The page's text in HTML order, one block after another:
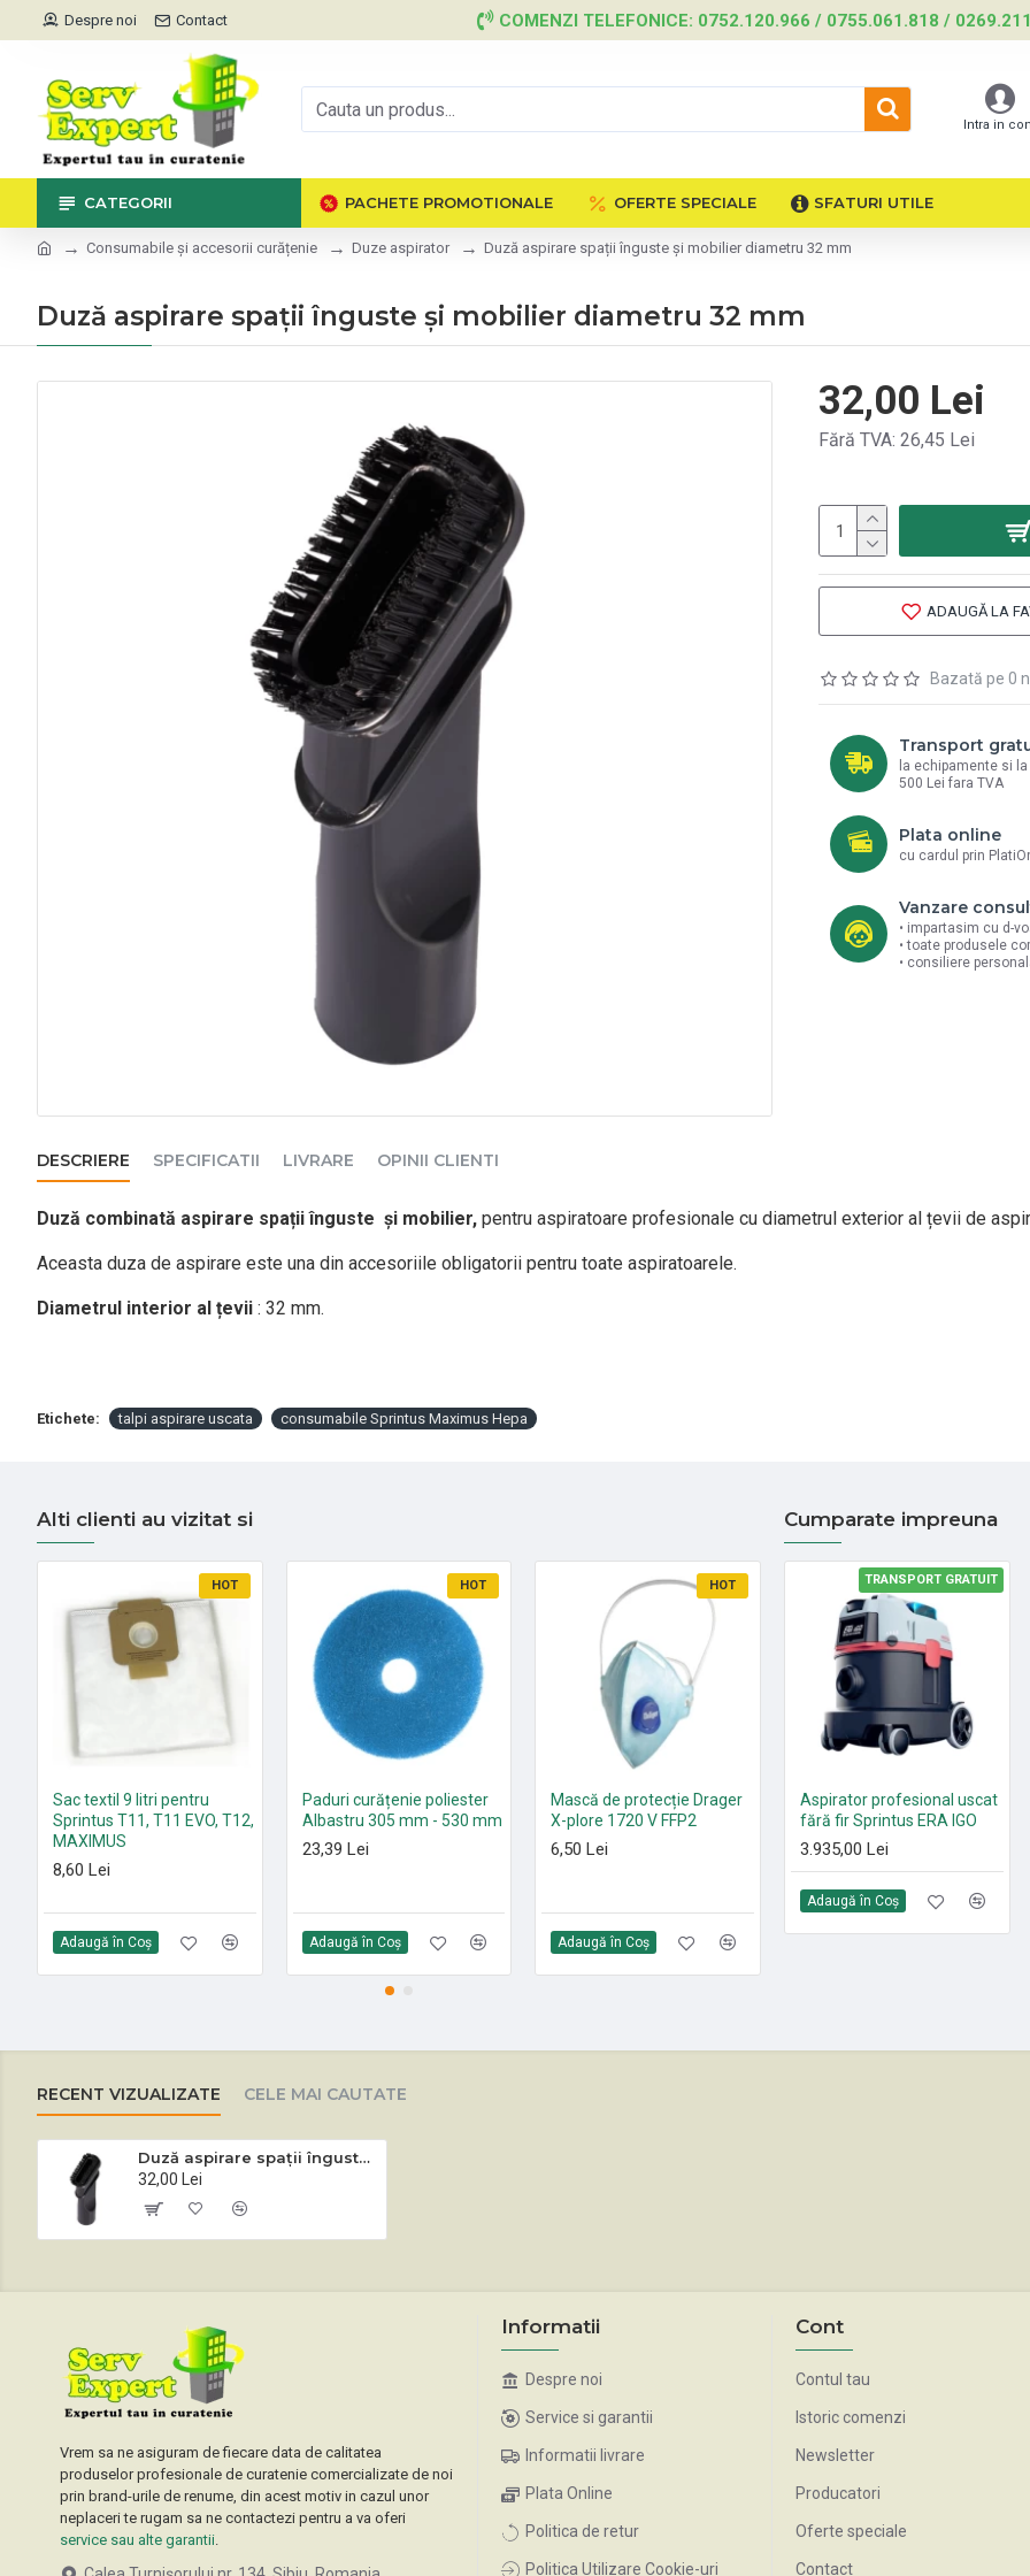
Despre noi Contact COMENZI TELEFONICE: 0752.120.966 / 0755.061.818 /
Intra in
CATEGORII PACHETE PROMOTIONALE OFERTE SPECIALE SFATURI UTILE
Consumabile și accesorii curățenie Duze aspirator Duză aspirare spații înguste și mobilier diametru 32 mm
Duză aspirare spații înguste și mobilier diametru 32 mm
Bazată pe 0
32,00 Lei
Fără TVA: 26,45 Lei
ADAUGĂ LA
Transport
la echipamente si
500 Lei fara TVA
Plata online
cu cardul prin
Vanzare
• impartasim cu d-
• toate produsele
• consiliere
DESCRIERE SPECIFICATII LIVRARE OPINII CLIENTI
Duză combinată aspirare spații înguste și mobilier, pentru aspiratoare profesionale cu diametrul exterior al țevii de
Aceasta duza de aspirare este una din accesoriile obligatorii pentru toate aspiratoarele.
Diametrul interior al țevii : 32 mm.
Etichete: talpi aspirare uscata consumabile Sprintus Maximus Hepa
Alti clienti au vizitat si
HOT
Sac textil 9 litri pentru
Sprintus T11, T11 EVO, T12,
MAXIMUS
8,60 Lei
Adaugă în Coş
HOT
Paduri curățenie poliester
Albastru 305 mm - 530 mm
23,39 Lei
Adaugă în Coş
HOT
Mască de protecție Drager
X-plore 1720 V FFP2
6,50 Lei
Adaugă în Coş
HOT
Paduri curățenie poliester
Roșu 305 mm - 530 mm
21,35 Lei
Cumparate impreuna
TRANSPORT GRATUIT
Aspirator profesional uscat
fără fir Sprintus ERA IGO
3.935,00 Lei
Adaugă în Coş
RECENT VIZUALIZATE CELE MAI CAUTATE
Duză aspirare spații înguste și mobilier diametru 32 mm
32,00 Lei
Vrem sa ne asiguram de fiecare data de calitatea
produselor profesionale de curatenie comercializate de noi
prin brand-urile de renume, din acest motiv in cazul unor
neplaceri te rugam sa ne contactezi pentru a va oferi
service sau alte garantii.
Informatii
Despre noi
Service si garantii
Informatii livrare
Plata Online
Politica de retur
Politica Utilizare Cookie-uri
Cont
Contul tau
Istoric comenzi
Newsletter
Producatori
Oferte speciale
Contact